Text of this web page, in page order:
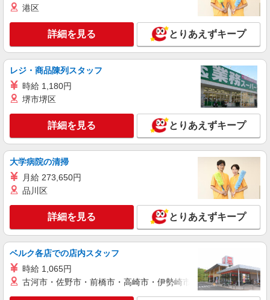
キープ 詳細を見る
派遣社員
（株）ウィルオブ・ワークCW 大宮支店/ms110101
時給1650円 ◆前払い・日払い・週払いOK
埼玉県さいたま市岩槻区
キープ 詳細を見る
株式会社トラストグロース 新宿本社 第3営業部
初任者研修：1450円/実務者研修：1500円/介護
福祉士：1600円 ※経験等により異なる
埼玉県さいたま市岩槻区
キープ 詳細を見る
港区
詳細を見る とりあえずキープ
レジ・商品陳列スタッフ
時給 1,180円
堺市堺区
詳細を見る とりあえずキープ
大学病院の清掃
月給 273,650円
品川区
詳細を見る とりあえずキープ
ベルク各店での店内スタッフ
時給 1,065円
古河市・佐野市・前橋市・高崎市・伊勢崎市・太田市・館林市